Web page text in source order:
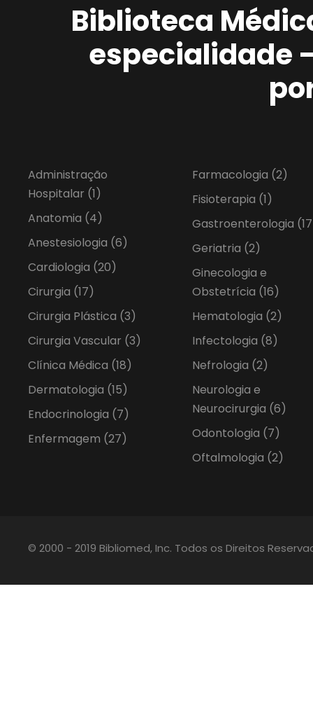
Biblioteca
especialidade
Administração
Hospitalar (1)
Anatomia (4)
Anestesiologia (6)
Cardiologia (20)
Cirurgia (17)
Cirurgia Plástica (3)
Cirurgia Vascular (3)
Clínica Médica (18)
Dermatologia (15)
Endocrinologia (7)
Enfermagem (27)
Farmacologia (2)
Fisioterapia (1)
Gastroenterologia
Geriatria (2)
Ginecologia e
Obstetrícia (16)
Hematologia (2)
Infectologia (8)
Nefrologia (2)
Neurologia e
Neurocirurgia (6)
Odontologia (7)
Oftalmologia (2)
© 2000 - 2019 Bibliomed, Inc. Todos os Direitos